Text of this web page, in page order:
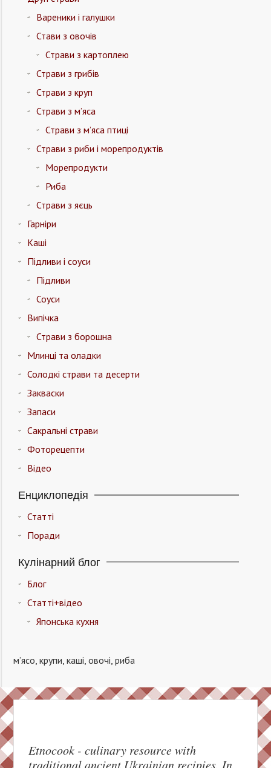
Вареники і галушки
Стави з овочів
Страви з картоплею
Страви з грибів
Страви з круп
Страви з м’яса
Страви з м’яса птиці
Страви з риби і морепродуктів
Морепродукти
Риба
Страви з яєць
Гарніри
Каші
Підливи і соуси
Підливи
Соуси
Випічка
Страви з борошна
Млинці та оладки
Солодкі страви та десерти
Закваски
Запаси
Сакральні страви
Фоторецепти
Відео
Енциклопедія
Статті
Поради
Кулінарний блог
Блог
Статті+відео
Японська кухня
м’ясо, крупи, каші, овочі, риба
Etnocook - culinary resource with
traditional ancient Ukrainian recipies. In